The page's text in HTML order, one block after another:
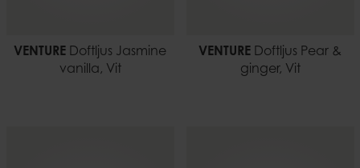
VENTURE Doftljus Jasmine
vanilla, Vit
VENTURE Doftljus Pear &
ginger, Vit